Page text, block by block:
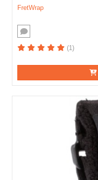
FretWrap
(1)